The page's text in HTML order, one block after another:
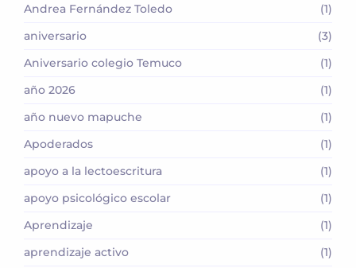
Andrea Fernández Toledo
(1)
aniversario
(3)
Aniversario colegio Temuco
(1)
año 2026
(1)
año nuevo mapuche
(1)
Apoderados
(1)
apoyo a la lectoescritura
(1)
apoyo psicológico escolar
(1)
Aprendizaje
(1)
aprendizaje activo
(1)